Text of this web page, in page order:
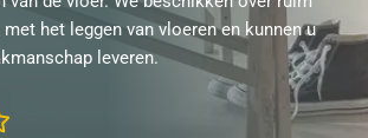
het leggen van vloeren en kunnen u
leveren.